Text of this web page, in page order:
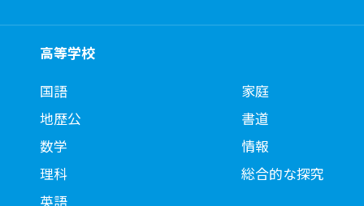
高等学校
国語
地歴公
数学
理科
英語
家庭
書道
情報
総合的な探究